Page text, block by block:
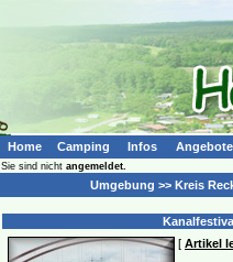
Home Camping Infos Angebote
Sie sind nicht angemeldet.
Umgebung >> Kreis
[ Artikel